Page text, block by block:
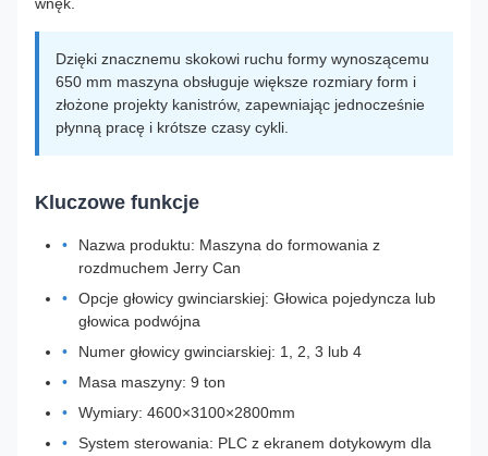
Dzięki znacznemu skokowi ruchu formy wynoszącemu
650 mm maszyna obsługuje większe rozmiary form i
złożone projekty kanistrów, zapewniając jednocześnie
płynną pracę i krótsze czasy cykli.
Kluczowe funkcje
Nazwa produktu: Maszyna do formowania z
rozdmuchem Jerry Can
Opcje głowicy gwinciarskiej: Głowica pojedyncza lub
głowica podwójna
Numer głowicy gwinciarskiej: 1, 2, 3 lub 4
Masa maszyny: 9 ton
Wymiary: 4600×3100×2800mm
System sterowania: PLC z ekranem dotykowym dla